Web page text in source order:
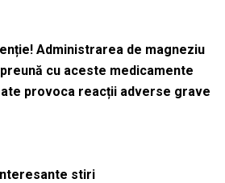
Administrarea de magneziu
cu aceste medicamente
provoca reacții adverse grave
stiri